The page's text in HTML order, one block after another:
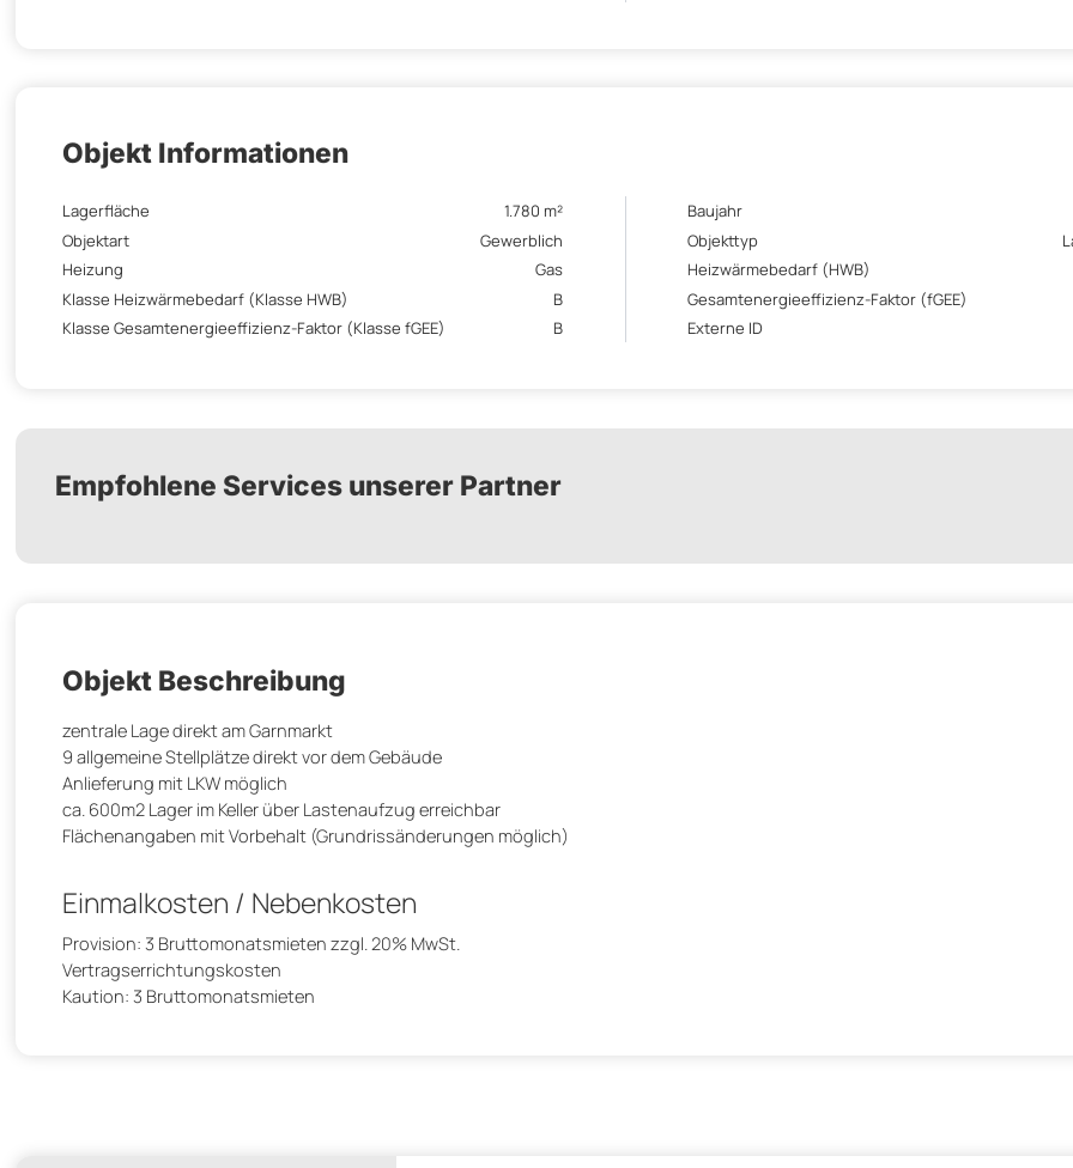
Objekt Informationen
Lagerfläche 1.780 m²
Baujahr
Objektart
Gewerblich Objekttyp
Heizung
Gas
Heizwärmebedarf (HWB)
Klasse Heizwärmebedarf (Klasse HWB)
B
Gesamtenergieeffizienz-Faktor (fGEE)
Klasse Gesamtenergieeffizienz-Faktor (Klasse fGEE)
B Externe ID
Empfohlene Services unserer Partner
Objekt Beschreibung
zentrale Lage direkt am Garnmarkt
9 allgemeine Stellplätze direkt vor dem Gebäude
Anlieferung mit LKW möglich
ca. 600m2 Lager im Keller über Lastenaufzug erreichbar
Flächenangaben mit Vorbehalt (Grundrissänderungen möglich)
Einmalkosten / Nebenkosten
Provision: 3 Bruttomonatsmieten zzgl. 20% MwSt.
Vertragserrichtungskosten
Kaution: 3 Bruttomonatsmieten